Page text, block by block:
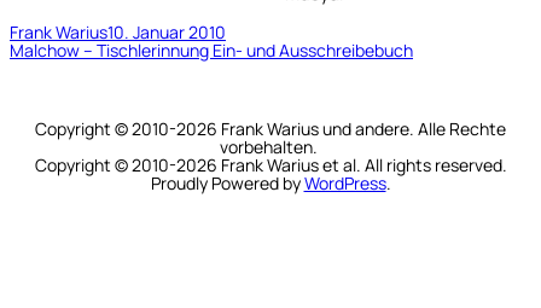
Frank Warius10. Januar 2010
Malchow – Tischlerinnung Ein- und Ausschreibebuch
Copyright © 2010-2026 Frank Warius und andere. Alle Rechte
vorbehalten.
Copyright © 2010-2026 Frank Warius et al. All rights reserved.
Proudly Powered byWordPress.